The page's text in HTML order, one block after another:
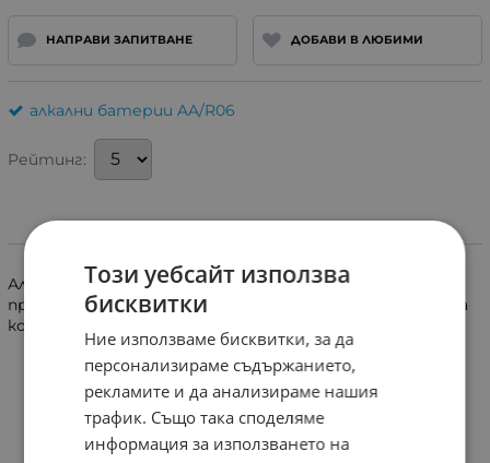
НАПРАВИ ЗАПИТВАНЕ ДОБАВИ В ЛЮБИМИ
алкални батерии AA/R06
Рейтинг:
Алкална батерия,супер усилена за по-добра
производителност и издръжливост за уреди с висока
консумация AA-R06.
Този уебсайт използва
бисквитки
Ние използваме бисквитки, за да
персонализираме съдържанието,
рекламите и да анализираме нашия
трафик. Също така споделяме
информация за използването на